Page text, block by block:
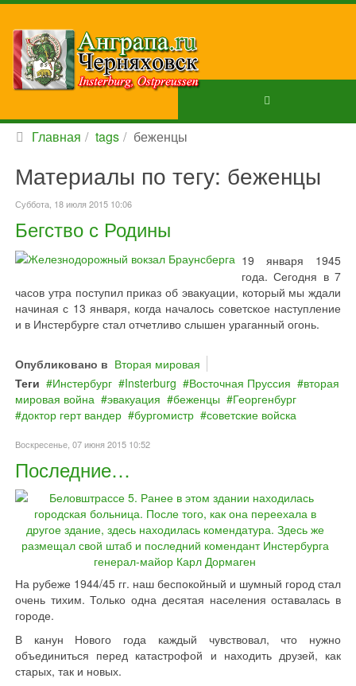
Главная tags беженцы
Материалы по тегу: беженцы
Суббота, 18 июля 2015 10:06
Бегство с Родины
19 января 1945
года. Сегодня в 7
часов утра поступил приказ об эвакуации, который мы ждали
начиная с 13 января, когда началось советское наступление
и в Инстербурге стал отчетливо слышен ураганный огонь.
Опубликовано в Вторая мировая
Теги
Инстербург Insterburg Восточная Пруссия
вторая
мировая война
эвакуация беженцы
Георгенбург
доктор герт вандер
бургомистр советские войска
Воскресенье, 07 июня 2015 10:52
Последние…
На рубеже 1944/45 гг. наш беспокойный и шумный город стал
очень тихим. Только одна десятая населения оставалась в
городе.
В канун Нового года каждый чувствовал, что нужно
объединиться перед катастрофой и находить друзей, как
старых, так и новых.